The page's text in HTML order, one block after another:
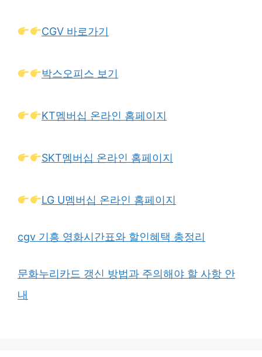
CGV 바로가기
박스오피스 보기
KT멤버십 온라인 홈페이지
SKT멤버십 온라인 홈페이지
LG U멤버십 온라인 홈페이지
cgv 기흥 영화시간표와 할인혜택 총정리
문화누리카드 갱신 방법과 주의해야 할 사항 안
내